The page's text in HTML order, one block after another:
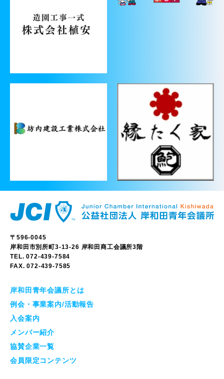
〒596-0045
岸和田市別所町3-13-26 岸和田商工会議所3階
TEL.072-439-7584
FAX.072-439-7585
岸和田青年会議所とは
例会・事業案内/活動報告
入会案内
メンバー紹介
協賛企業一覧
会員限定コンテンツ